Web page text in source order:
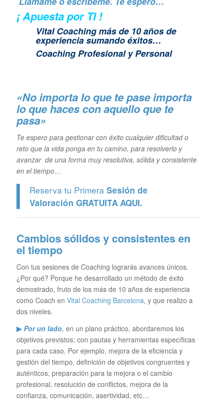
¡ Apuesta por TI !
Vital Coaching más de 10 años de
experiencia sumando éxitos…
Coaching Profesional y Personal
«No importa lo que te pase importa
lo que haces con aquello que te
pasa»
Te espero para gestionar con éxito cualquier dificultad o
reto que la vida ponga en tu camino, para resolverlo y
avanzar de una forma muy resolutiva, sólida y consistente
en el tiempo…
Reserva tu Primera Sesión de
Valoración GRATUITA AQUI.
Cambios sólidos y consistentes en
el tiempo
Con tus sesiones de Coaching lograrás avances únicos.
¿Por qué? Porque he desarrollado un método de éxito
demostrado, fruto de los más de 10 años de experiencia
como Coach en Vital Coaching Barcelona, y que realizo a
dos niveles.
▶Por un lado, en un plano práctico, abordaremos los
objetivos previstos; con pautas y herramientas específicas
para cada caso. Por ejemplo, mejora de la eficiencia y
gestión del tiempo, definición de objetivos congruentes y
auténticos, preparación para la mejora o el cambio
profesional, resolución de conflictos, mejora de la
confianza, comunicación, asertividad, etc…